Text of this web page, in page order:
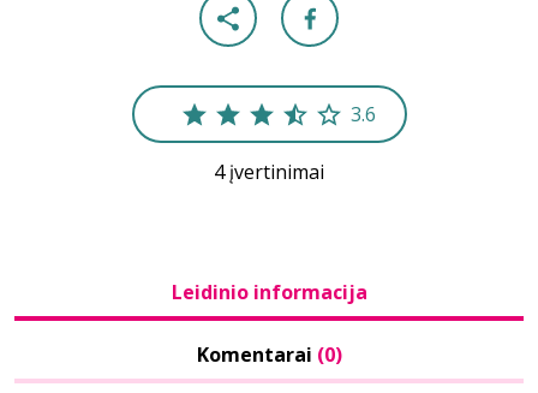
3.6
4 įvertinimai
Leidinio informacija
Komentarai (0)